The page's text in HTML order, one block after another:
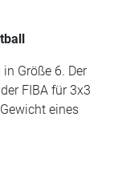
Größe 6. Der
FIBA für 3x3
eines